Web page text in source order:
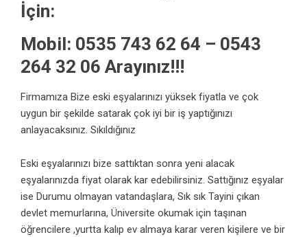
İçin:
Mobil: 0535 743 62 64 – 0543
264 32 06 Arayınız!!!
Firmamıza Bize eski eşyalarınızı yüksek fiyatla ve çok
uygun bir şekilde satarak çok iyi bir iş yaptığınızı
anlayacaksınız. Sıkıldığınız
Eski eşyalarınızı bize sattıktan sonra yeni alacak
eşyalarınızda fiyat olarak kar edebilirsiniz. Sattığınız eşyalar
ise Durumu olmayan vatandaşlara, Sık sık Tayini çıkan
devlet memurlarına, Üniversite okumak için taşınan
öğrencilere ,yurtta kalıp ev almaya karar veren kişilere ve bir